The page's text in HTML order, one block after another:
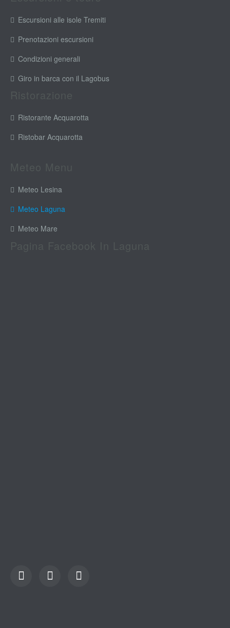
Escursioni alle isole Tremiti
Prenotazioni escursioni
Condizioni generali
Giro in barca con il Lagobus
Ristorante Acquarotta
Ristobar Acquarotta
Meteo Lesina
Meteo Laguna
Meteo Mare